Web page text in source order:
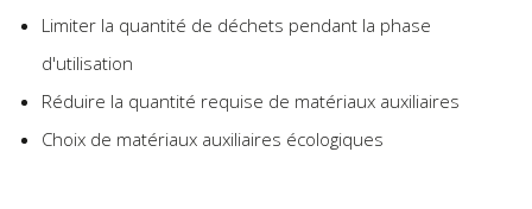
Limiter la quantité de déchets pendant la phase
d'utilisation
Réduire la quantité requise de matériaux auxiliaires
Choix de matériaux auxiliaires écologiques